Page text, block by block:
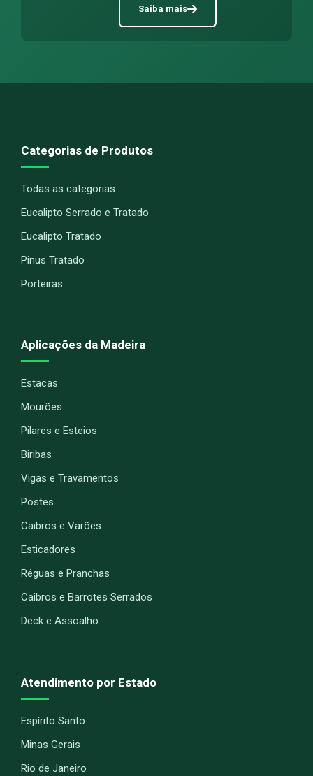
Saiba mais
Categorias de Produtos
Todas as categorias
Eucalipto Serrado e Tratado
Eucalipto Tratado
Pinus Tratado
Porteiras
Aplicações da Madeira
Estacas
Mourões
Pilares e Esteios
Biribas
Vigas e Travamentos
Postes
Caibros e Varões
Esticadores
Réguas e Pranchas
Caibros e Barrotes Serrados
Deck e Assoalho
Atendimento por Estado
Espírito Santo
Minas Gerais
Rio de Janeiro